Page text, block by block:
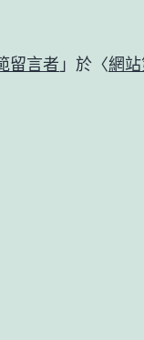
留言者 」於〈網